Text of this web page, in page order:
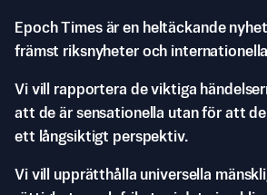
Epoch Times är en heltäckande
främst riksnyheter och
Vi vill rapportera de viktiga
att de är sensationella utan för att
ett långsiktigt perspektiv.
Vi vill upprätthålla universella